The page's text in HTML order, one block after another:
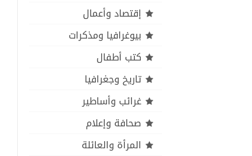
إقتصاد وأعمال
بيوغرافيا ومذكرات
كتب أطفال
تاريخ وجغرافيا
غرائب وأساطير
صحافة وإعلام
المرأة والعائلة